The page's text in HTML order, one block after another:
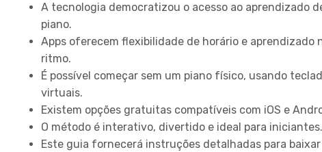
A tecnologia democratizou o acesso ao aprendizado
piano.
Apps oferecem flexibilidade de horário e aprendizado
ritmo.
É possível começar sem um piano físico, usando
virtuais.
Existem opções gratuitas compatíveis com iOS e
O método é interativo, divertido e ideal para iniciantes.
Este guia fornecerá instruções detalhadas para